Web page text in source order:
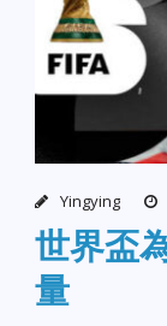
Yingying
世界盃
量